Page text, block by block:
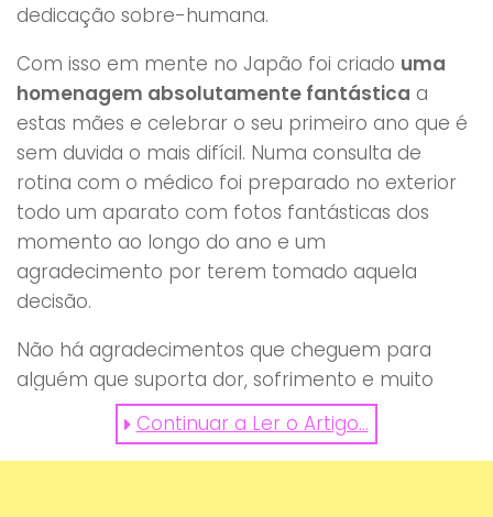
dedicação sobre-humana.
Com isso em mente no Japão foi criado uma
homenagem absolutamente fantástica a
estas mães e celebrar o seu primeiro ano que é
sem duvida o mais difícil. Numa consulta de
rotina com o médico foi preparado no exterior
todo um aparato com fotos fantásticas dos
momento ao longo do ano e um
agradecimento por terem tomado aquela
decisão.
Não há agradecimentos que cheguem para
alguém que suporta dor, sofrimento e muito
choro mas apenas tem amor incondicional para
dar de volta.
Continuar a Ler o Artigo...